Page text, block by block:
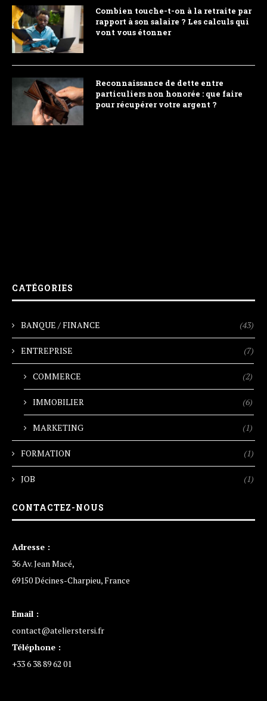
Combien touche-t-on à la retraite par
rapport à son salaire ? Les calculs qui
vont vous étonner
Reconnaissance de dette entre
particuliers non honorée : que faire
pour récupérer votre argent ?
CATÉGORIES
BANQUE / FINANCE (43)
ENTREPRISE (7)
COMMERCE (2)
IMMOBILIER (6)
MARKETING (1)
FORMATION (1)
JOB (1)
CONTACTEZ-NOUS
Adresse :
36 Av. Jean Macé,
69150 Décines-Charpieu, France
Email :
contact@atelierstersi.fr
Téléphone :
+33 6 38 89 62 01